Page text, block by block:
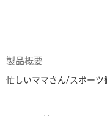
製品概要
忙しいママさん/スポーツ